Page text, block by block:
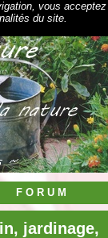
vous acceptez
du site.
F O R U M
jardinage,